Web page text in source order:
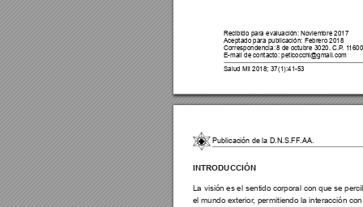
Salud Mil 2018; 37(1):41-53
Recibido para evaluación: Noviembre 2017
Aceptado para publicación: Febrero 2018
Correspondencia: 8 de octubre 3020. C.P. 1
E-mail de contacto: peticocchi@gmail.com
Publicación de la D.N.S.FF.AA.
INTRODUCCIÓN
La visión es el sentido corporal con que se
el mundo exterior, permitiendo la interacción